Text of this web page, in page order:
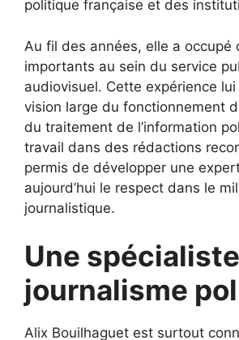
politique française et des
Au fil des années, elle a occupé
importants au sein du service
audiovisuel. Cette expérience
vision large du fonctionnement
du traitement de l’information
travail dans des rédactions
permis de développer une
aujourd’hui le respect dans le
journalistique.
Une
journalisme
Alix Bouilhaguet est surtout